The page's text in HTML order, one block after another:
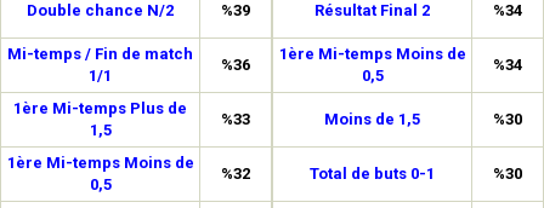
Double chance N/2 %39
Mi-temps / Fin de match
1/1
%36
1ère Mi-temps Plus de
1,5
%33
1ère Mi-temps Moins de
0,5
%32
Résultat Final 2 %34
1ère Mi-temps Moins de
0,5
%34
Moins de 1,5 %30
Total de buts 0-1 %30